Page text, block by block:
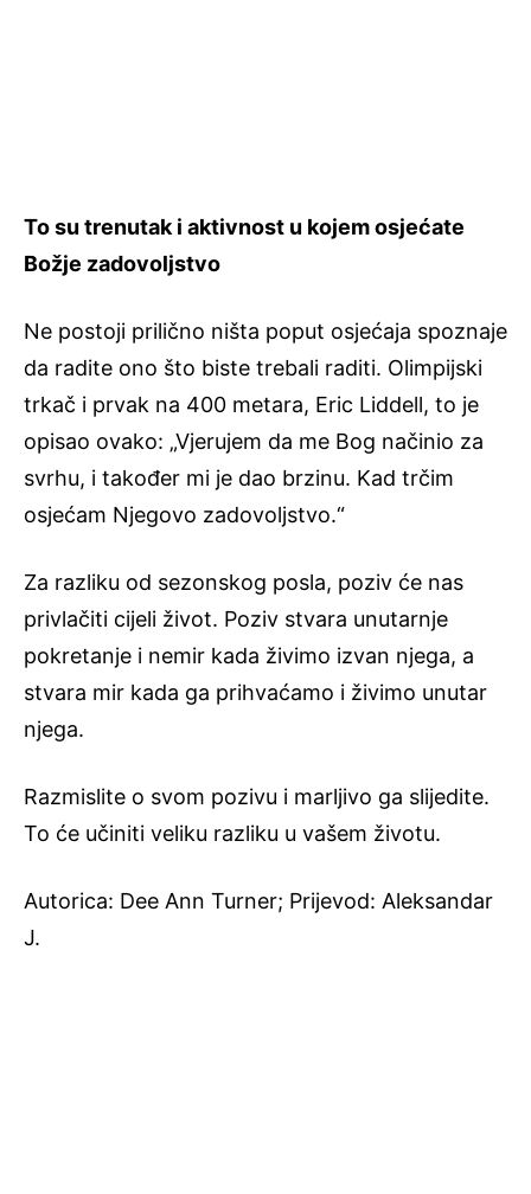
To su trenutak i aktivnost u kojem osjećate
Božje zadovoljstvo
Ne postoji prilično ništa poput osjećaja spoznaje
da radite ono što biste trebali raditi. Olimpijski
trkač i prvak na 400 metara, Eric Liddell, to je
opisao ovako: „Vjerujem da me Bog načinio za
svrhu, i također mi je dao brzinu. Kad trčim
osjećam Njegovo zadovoljstvo.“
Za razliku od sezonskog posla, poziv će nas
privlačiti cijeli život. Poziv stvara unutarnje
pokretanje i nemir kada živimo izvan njega, a
stvara mir kada ga prihvaćamo i živimo unutar
njega.
Razmislite o svom pozivu i marljivo ga slijedite.
To će učiniti veliku razliku u vašem životu.
Autorica: Dee Ann Turner; Prijevod: Aleksandar
J.